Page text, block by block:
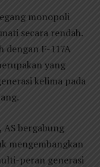
monopoli
secara rendah.
dengan F-117A
yang
kelima pada
AS bergabung
mengembangkan
peran generasi